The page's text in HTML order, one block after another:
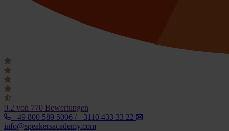
9.2 von 770 Bewertungen
+49 800 589 5006 / +3110 433 33 22
info@speakersacademy.com